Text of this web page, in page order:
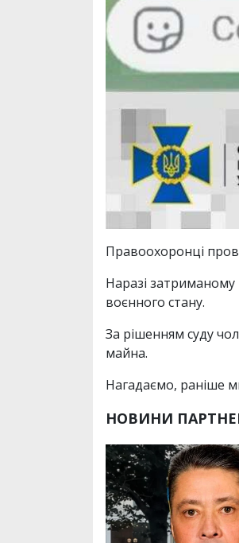
Правоохоронці
Наразі затриманому
воєнного стану.
За рішенням суду
майна.
Нагадаємо, раніше